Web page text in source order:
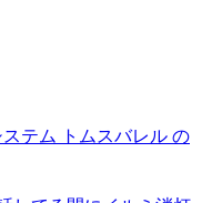
テム トムスバレル の